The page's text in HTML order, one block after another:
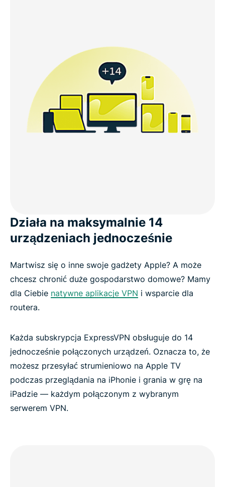
Działa na maksymalnie 14
urządzeniach jednocześnie
Martwisz się o inne swoje gadżety Apple? A może
chcesz chronić duże gospodarstwo domowe? Mamy
dla Ciebie natywne aplikacje VPN i wsparcie dla
routera.
Każda subskrypcja ExpressVPN obsługuje do 14
jednocześnie połączonych urządzeń. Oznacza to, że
możesz przesyłać strumieniowo na Apple TV
podczas przeglądania na iPhonie i grania w grę na
iPadzie — każdym połączonym z wybranym
serwerem VPN.